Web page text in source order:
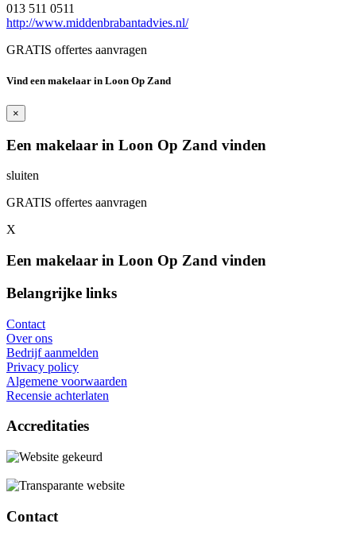
013 511 0511
http://www.middenbrabantadvies.nl/
GRATIS offertes aanvragen
Vind een makelaar in Loon Op Zand
×
Een makelaar in Loon Op Zand vinden
sluiten
GRATIS offertes aanvragen
X
Een makelaar in Loon Op Zand vinden
Belangrijke links
Contact
Over ons
Bedrijf aanmelden
Privacy policy
Algemene voorwaarden
Recensie achterlaten
Accreditaties
Contact